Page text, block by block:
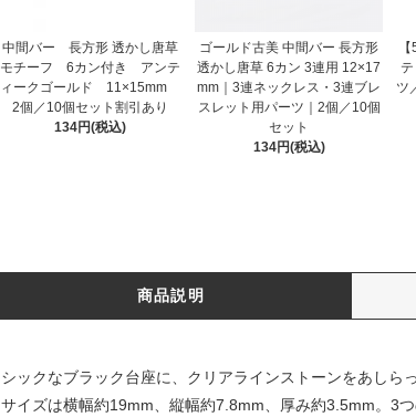
中間バー 長方形 透かし唐草
モチーフ 6カン付き アンテ
ィークゴールド 11×15mm
2個／10個セット割引あり
134円(税込)
ゴールド古美 中間バー 長方形
透かし唐草 6カン 3連用 12×17
mm｜3連ネックレス・3連ブレ
スレット用パーツ｜2個／10個
セット
134円(税込)
ツ
商品説明
シックなブラック台座に、クリアラインストーンをあしら
サイズは横幅約19mm、縦幅約7.8mm、厚み約3.5mm。3